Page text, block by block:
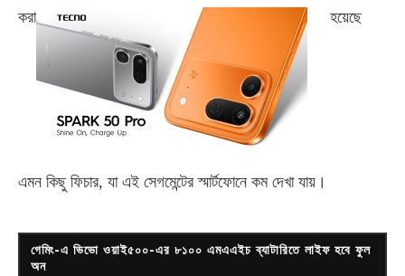
করা
হয়েছে
এমন কিছু ফিচার, যা এই সেগমেন্টের স্মার্টফোনে কম দেখা যায়।
গেমিং-এ ভিভো ওয়াই৫০০-এর ৮১০০ এমএএইচ ব্যাটারিতে লাইফ হবে ফুল
অন